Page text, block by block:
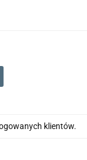
klientów.